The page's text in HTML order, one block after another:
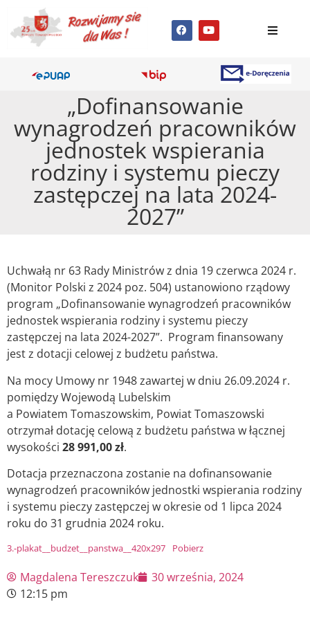
„Dofinansowanie
wynagrodzeń pracowników
jednostek wspierania
rodziny i systemu pieczy
zastępczej na lata 2024-
2027”
Uchwałą nr 63 Rady Ministrów z dnia 19 czerwca 2024 r.
(Monitor Polski z 2024 poz. 504) ustanowiono rządowy
program „Dofinansowanie wynagrodzeń pracowników
jednostek wspierania rodziny i systemu pieczy
zastępczej na lata 2024-2027”. Program finansowany
jest z dotacji celowej z budżetu państwa.
Na mocy Umowy nr 1948 zawartej w dniu 26.09.2024 r.
pomiędzy Wojewodą Lubelskim
a Powiatem Tomaszowskim, Powiat Tomaszowski
otrzymał dotację celową z budżetu państwa w łącznej
wysokości 28 991,00 zł.
Dotacja przeznaczona zostanie na dofinansowanie
wynagrodzeń pracowników jednostki wspierania rodziny
i systemu pieczy zastępczej w okresie od 1 lipca 2024
roku do 31 grudnia 2024 roku.
3.-plakat__budzet__panstwa__420x297 Pobierz
Magdalena Tereszczuk
30 września, 2024
12:15 pm